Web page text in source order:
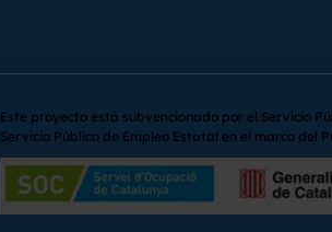
Este proyecto está subvencionado por el Servicio
Servicio Público de Empleo Estatal en el marco del